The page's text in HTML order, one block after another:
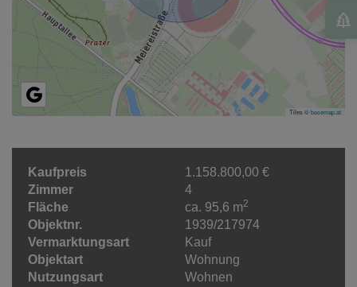
Tiles ©basemap.at
Kaufpreis
1.158.800,00 €
Zimmer
4
Fläche
ca. 95,6 m2
Objektnr.
1939/217974
Vermarktungsart
Kauf
Objektart
Wohnung
Nutzungsart
Wohnen